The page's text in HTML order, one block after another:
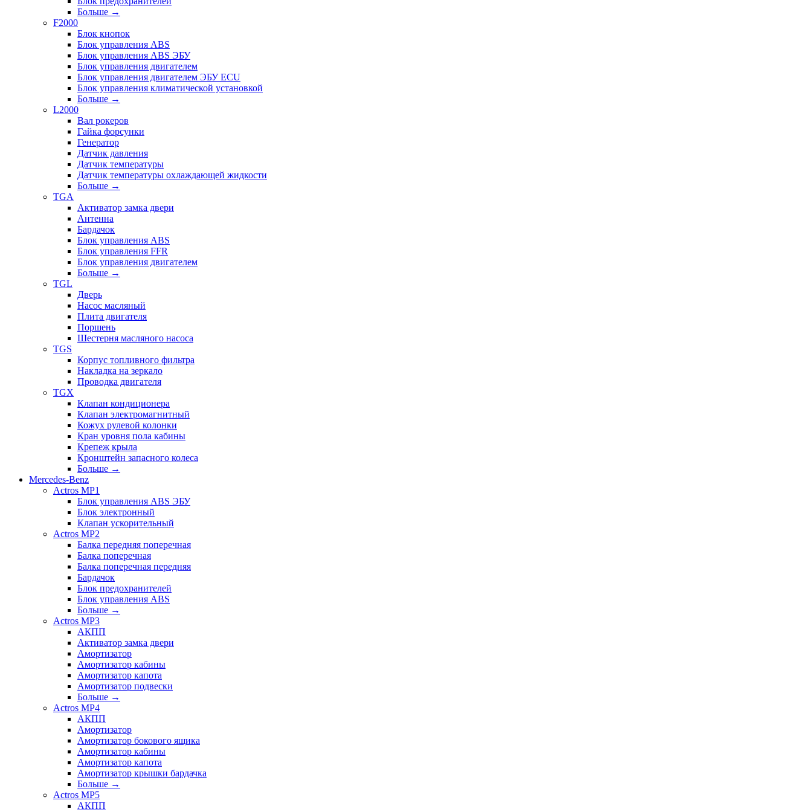
Больше →
F2000
Блок кнопок
Блок управления ABS
Блок управления ABS ЭБУ
Блок управления двигателем
Блок управления двигателем ЭБУ ECU
Блок управления климатической установкой
Больше →
L2000
Вал рокеров
Гайка форсунки
Генератор
Датчик давления
Датчик температуры
Датчик температуры охлаждающей жидкости
Больше →
TGA
Активатор замка двери
Антенна
Бардачок
Блок управления ABS
Блок управления FFR
Блок управления двигателем
Больше →
TGL
Дверь
Насос масляный
Плита двигателя
Поршень
Шестерня масляного насоса
TGS
Корпус топливного фильтра
Накладка на зеркало
Проводка двигателя
TGX
Клапан кондиционера
Клапан электромагнитный
Кожух рулевой колонки
Кран уровня пола кабины
Крепеж крыла
Кронштейн запасного колеса
Больше →
Mercedes-Benz
Actros MP1
Блок управления ABS ЭБУ
Блок электронный
Клапан ускорительный
Actros MP2
Балка передняя поперечная
Балка поперечная
Балка поперечная передняя
Бардачок
Блок предохранителей
Блок управления ABS
Больше →
Actros MP3
АКПП
Активатор замка двери
Амортизатор
Амортизатор кабины
Амортизатор капота
Амортизатор подвески
Больше →
Actros MP4
АКПП
Амортизатор
Амортизатор бокового ящика
Амортизатор кабины
Амортизатор капота
Амортизатор крышки бардачка
Больше →
Actros MP5
АКПП